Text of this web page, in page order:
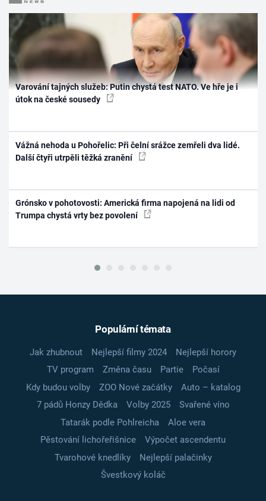
Varování tajných služeb: Putin chystá test NATO. Ve hře je i
útok na české sousedy
Vážná nehoda u Pohořelic: Při čelní srážce zemřeli dva lidé.
Další čtyři utrpěli těžká zranění
Grónsko v pohotovosti: Americká firma napojená na lidi od
Trumpa chystá vrty bez povolení
Populární témata
Jak zhubnout Nejlepší filmy 2024
Nejlepší horory
TV program
Změna času Partie
Počasí
Kdy budou volby
ZOO Nové začátky
Auto – katalog
7 pádů Honzy Dědka
Volby 2025
Svařené víno
Tatarák podle Pohlreicha
Aloe vera
Pěstování lichořeřišnice
Výpočet ascendentu
Tvarohové knedlíky
Nejlepší palačinky
Švestkový koláč